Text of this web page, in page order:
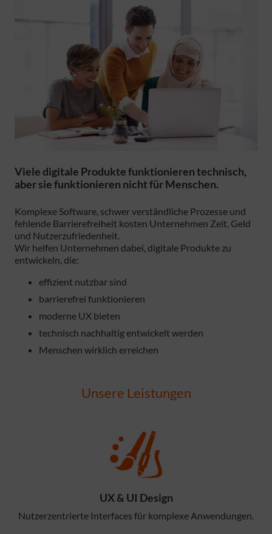
Viele digitale Produkte funktionieren technisch,
aber sie funktionieren nicht für Menschen.
Komplexe Software, schwer verständliche Prozesse und
fehlende Barrierefreiheit kosten Unternehmen Zeit, Geld
und Nutzerzufriedenheit.
Wir helfen Unternehmen dabei, digitale Produkte zu
entwickeln, die:
effizient nutzbar sind
barrierefrei funktionieren
moderne UX bieten
technisch nachhaltig entwickelt werden
Menschen wirklich erreichen
Unsere Leistungen
UX & UI Design
Nutzerzentrierte Interfaces für komplexe Anwendungen.